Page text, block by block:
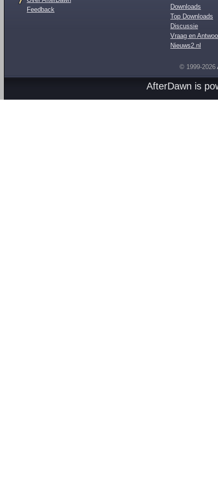
Feedback
Downloads
Top Downloads
Discussie
Vraag en
Nieuws2.nl
© 1999-2026
AfterDawn is